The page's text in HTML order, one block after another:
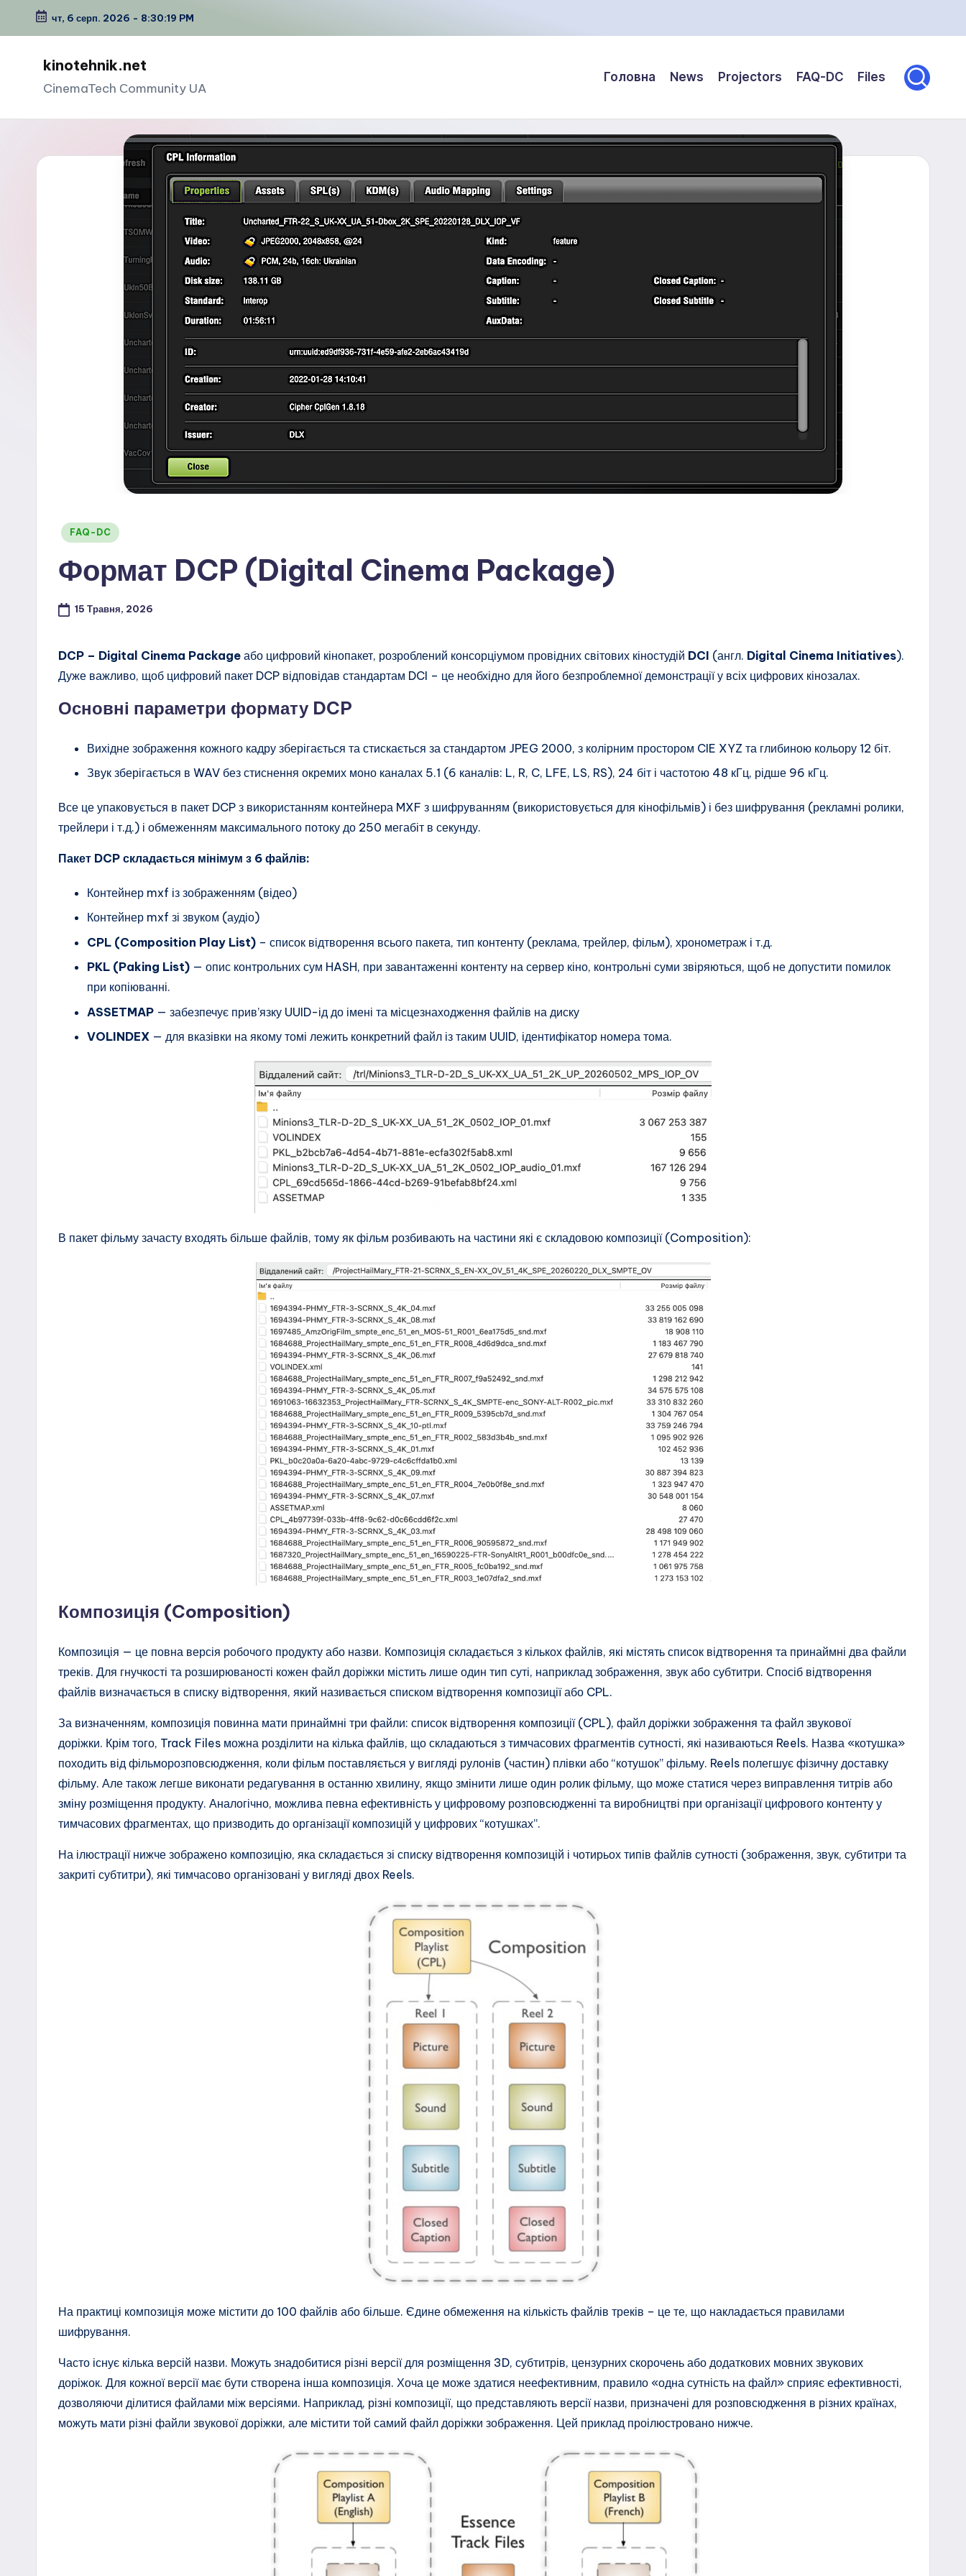
Перейти
чт, 6 серп. 2026 - 8:30:20 PM
kinotehnik.net
CinemaTech Сommunity UA
Головна News Projectors FAQ-DC Files
Опубліковано
FAQ-DC
Формат DCP (Digital Cinema Package)
15 Травня, 2026
DCP – Digital Cinema Package або цифровий кінопакет, розроблений консорціумом провідних світових кіностудій DCI (англ. Digital Cinema Initiatives).
Дуже важливо, щоб цифровий пакет DCP відповідав стандартам DCI – це необхідно для його безпроблемної демонстрації у всіх цифрових кінозалах.
Основні параметри формату DCP
Вихідне зображення кожного кадру зберігається та стискається за стандартом JPEG 2000, з колірним простором CIE XYZ та глибиною кольору 12 біт.
Звук зберігається в WAV без стиснення окремих моно каналах 5.1 (6 каналів: L, R, C, LFE, LS, RS), 24 біт і частотою 48 кГц, рідше 96 кГц.
Все це упаковується в пакет DCP з використанням контейнера MXF з шифруванням (використовується для кінофільмів) і без шифрування (рекламні ролики,
трейлери і т.д.) і обмеженням максимального потоку до 250 мегабіт в секунду.
Пакет DCP складається мінімум з 6 файлів:
Контейнер mxf із зображенням (відео)
Контейнер mxf зі звуком (аудіо)
CPL (Composition Play List) – список відтворення всього пакета, тип контенту (реклама, трейлер, фільм), хронометраж і т.д.
PKL (Paking List) — опис контрольних сум HASH, при завантаженні контенту на сервер кіно, контрольні суми звіряються, щоб не допустити помилок
при копіюванні.
ASSETMAP — забезпечує прив’язку UUID-ід до імені та місцезнаходження файлів на диску
VOLINDEX — для вказівки на якому томі лежить конкретний файл із таким UUID, ідентифікатор номера тома.
В пакет фільму зачасту входять більше файлів, тому як фільм розбивають на частини які є складовою композиції (Composition):
Композиція (Composition)
Композиція — це повна версія робочого продукту або назви. Композиція складається з кількох файлів, які містять список відтворення та принаймні два файли
треків. Для гнучкості та розширюваності кожен файл доріжки містить лише один тип суті, наприклад зображення, звук або субтитри. Спосіб відтворення
файлів визначається в списку відтворення, який називається списком відтворення композиції або CPL.
За визначенням, композиція повинна мати принаймні три файли: список відтворення композиції (CPL), файл доріжки зображення та файл звукової
доріжки. Крім того, Track Files можна розділити на кілька файлів, що складаються з тимчасових фрагментів сутності, які називаються Reels. Назва «котушка»
походить від фільморозповсюдження, коли фільм поставляється у вигляді рулонів (частин) плівки або “котушок” фільму. Reels полегшує фізичну доставку
фільму. Але також легше виконати редагування в останню хвилину, якщо змінити лише один ролик фільму, що може статися через виправлення титрів або
зміну розміщення продукту. Аналогічно, можлива певна ефективність у цифровому розповсюдженні та виробництві при організації цифрового контенту у
тимчасових фрагментах, що призводить до організації композицій у цифрових “котушках”.
На ілюстрації нижче зображено композицію, яка складається зі списку відтворення композицій і чотирьох типів файлів сутності (зображення, звук, субтитри та
закриті субтитри), які тимчасово організовані у вигляді двох Reels.
На практиці композиція може містити до 100 файлів або більше. Єдине обмеження на кількість файлів треків – це те, що накладається правилами
шифрування.
Часто існує кілька версій назви. Можуть знадобитися різні версії для розміщення 3D, субтитрів, цензурних скорочень або додаткових мовних звукових
доріжок. Для кожної версії має бути створена інша композиція. Хоча це може здатися неефективним, правило «одна сутність на файл» сприяє ефективності,
дозволяючи ділитися файлами між версіями. Наприклад, різні композиції, що представляють версії назви, призначені для розповсюдження в різних країнах,
можуть мати різні файли звукової доріжки, але містити той самий файл доріжки зображення. Цей приклад проілюстровано нижче.